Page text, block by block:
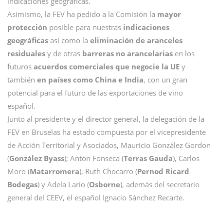
Asimismo, la FEV ha pedido a la Comisión la mayor
protección posible para nuestras indicaciones
geográficas así como la eliminación de aranceles
residuales y de otras barreras no arancelarias en los
futuros acuerdos comerciales que negocie la UE y
también en países como China e India, con un gran
potencial para el futuro de las exportaciones de vino
español.
Junto al presidente y el director general, la delegación de la
FEV en Bruselas ha estado compuesta por el vicepresidente
de Acción Territorial y Asociados, Mauricio González Gordon
(González Byass); Antón Fonseca (Terras Gauda), Carlos
Moro (Matarromera), Ruth Chocarro (Pernod Ricard
Bodegas) y Adela Lario (Osborne), además del secretario
general del CEEV, el español Ignacio Sánchez Recarte.